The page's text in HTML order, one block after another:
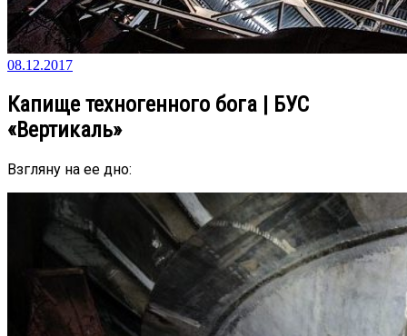
08.12.2017
Капище техногенного бога | БУС
«Вертикаль»
Взгляну на ее дно: